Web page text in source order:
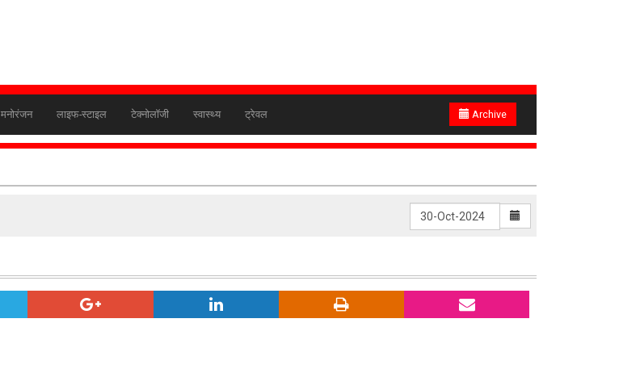
मनोरंजन लाइफ-स्टाइल टेक्नोलॉजी स्वास्थ्य ट्रेवल Archive